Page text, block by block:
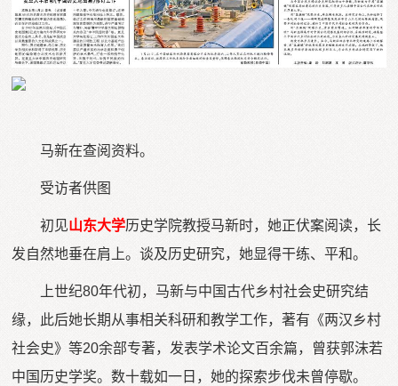
马新在查阅资料。
受访者供图
初见山东大学历史学院教授马新时，她正伏案阅读，长
发自然地垂在肩上。谈及历史研究，她显得干练、平和。
上世纪80年代初，马新与中国古代乡村社会史研究结
缘，此后她长期从事相关科研和教学工作，著有《两汉乡村
社会史》等20余部专著，发表学术论文百余篇，曾获郭沫若
中国历史学奖。数十载如一日，她的探索步伐未曾停歇。